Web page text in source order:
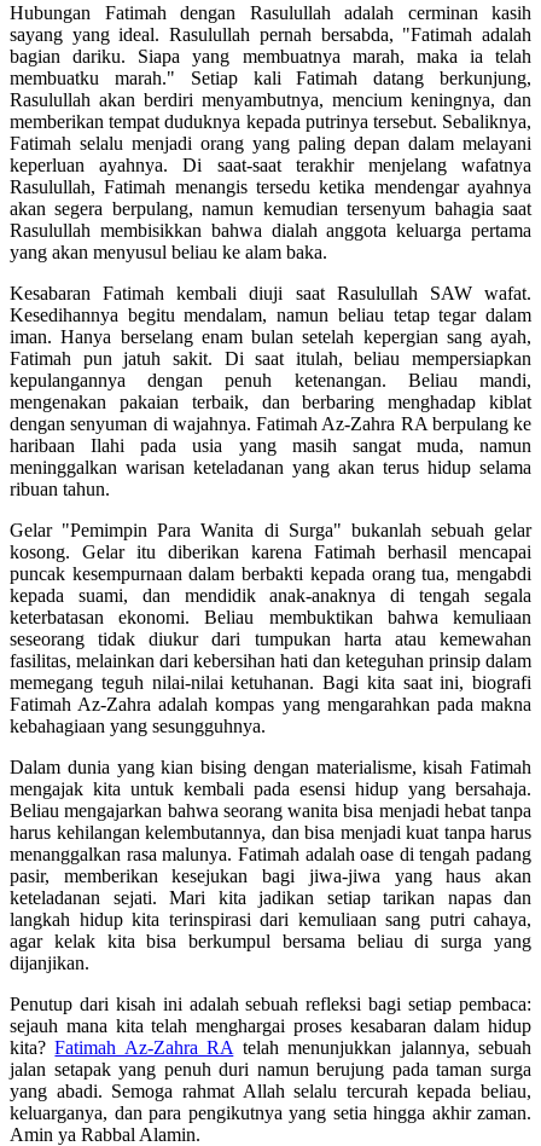
Hubungan Fatimah dengan Rasulullah adalah cerminan kasih
sayang yang ideal. Rasulullah pernah bersabda, "Fatimah adalah
bagian dariku. Siapa yang membuatnya marah, maka ia telah
membuatku marah." Setiap kali Fatimah datang berkunjung,
Rasulullah akan berdiri menyambutnya, mencium keningnya, dan
memberikan tempat duduknya kepada putrinya tersebut. Sebaliknya,
Fatimah selalu menjadi orang yang paling depan dalam melayani
keperluan ayahnya. Di saat-saat terakhir menjelang wafatnya
Rasulullah, Fatimah menangis tersedu ketika mendengar ayahnya
akan segera berpulang, namun kemudian tersenyum bahagia saat
Rasulullah membisikkan bahwa dialah anggota keluarga pertama
yang akan menyusul beliau ke alam baka.
Kesabaran Fatimah kembali diuji saat Rasulullah SAW wafat.
Kesedihannya begitu mendalam, namun beliau tetap tegar dalam
iman. Hanya berselang enam bulan setelah kepergian sang ayah,
Fatimah pun jatuh sakit. Di saat itulah, beliau mempersiapkan
kepulangannya dengan penuh ketenangan. Beliau mandi,
mengenakan pakaian terbaik, dan berbaring menghadap kiblat
dengan senyuman di wajahnya. Fatimah Az-Zahra RA berpulang ke
haribaan Ilahi pada usia yang masih sangat muda, namun
meninggalkan warisan keteladanan yang akan terus hidup selama
ribuan tahun.
Gelar "Pemimpin Para Wanita di Surga" bukanlah sebuah gelar
kosong. Gelar itu diberikan karena Fatimah berhasil mencapai
puncak kesempurnaan dalam berbakti kepada orang tua, mengabdi
kepada suami, dan mendidik anak-anaknya di tengah segala
keterbatasan ekonomi. Beliau membuktikan bahwa kemuliaan
seseorang tidak diukur dari tumpukan harta atau kemewahan
fasilitas, melainkan dari kebersihan hati dan keteguhan prinsip dalam
memegang teguh nilai-nilai ketuhanan. Bagi kita saat ini, biografi
Fatimah Az-Zahra adalah kompas yang mengarahkan pada makna
kebahagiaan yang sesungguhnya.
Dalam dunia yang kian bising dengan materialisme, kisah Fatimah
mengajak kita untuk kembali pada esensi hidup yang bersahaja.
Beliau mengajarkan bahwa seorang wanita bisa menjadi hebat tanpa
harus kehilangan kelembutannya, dan bisa menjadi kuat tanpa harus
menanggalkan rasa malunya. Fatimah adalah oase di tengah padang
pasir, memberikan kesejukan bagi jiwa-jiwa yang haus akan
keteladanan sejati. Mari kita jadikan setiap tarikan napas dan
langkah hidup kita terinspirasi dari kemuliaan sang putri cahaya,
agar kelak kita bisa berkumpul bersama beliau di surga yang
dijanjikan.
Penutup dari kisah ini adalah sebuah refleksi bagi setiap pembaca:
sejauh mana kita telah menghargai proses kesabaran dalam hidup
kita?Fatimah Az-Zahra RA telah menunjukkan jalannya, sebuah
jalan setapak yang penuh duri namun berujung pada taman surga
yang abadi. Semoga rahmat Allah selalu tercurah kepada beliau,
keluarganya, dan para pengikutnya yang setia hingga akhir zaman.
Amin ya Rabbal Alamin.